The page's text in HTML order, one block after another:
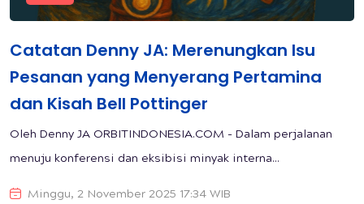
Catatan Denny JA: Merenungkan Isu
Pesanan yang Menyerang Pertamina
dan Kisah Bell Pottinger
Oleh Denny JA ORBITINDONESIA.COM - Dalam perjalanan
menuju konferensi dan eksibisi minyak interna...
Minggu, 2 November 2025 17:34 WIB